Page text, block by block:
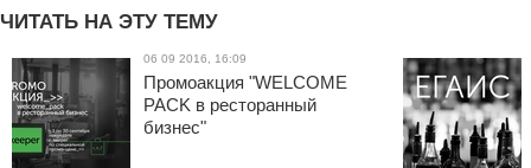
ЧИТАТЬ НА ЭТУ ТЕМУ
06 09 2016, 16:09
Промоакция "WELCOME
PACK в ресторанный
бизнес"